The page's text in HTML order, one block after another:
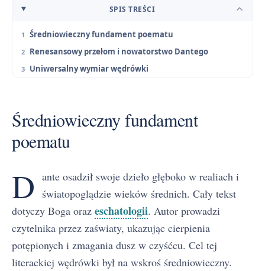
SPIS TREŚCI
Średniowieczny fundament poematu
Renesansowy przełom i nowatorstwo Dantego
Uniwersalny wymiar wędrówki
Średniowieczny fundament
poematu
D ante osadził swoje dzieło głęboko w realiach i
światopoglądzie wieków średnich. Cały tekst
dotyczy Boga oraz eschatologii. Autor prowadzi
czytelnika przez zaświaty, ukazując cierpienia
potępionych i zmagania dusz w czyśćcu. Cel tej
literackiej wędrówki był na wskroś średniowieczny.